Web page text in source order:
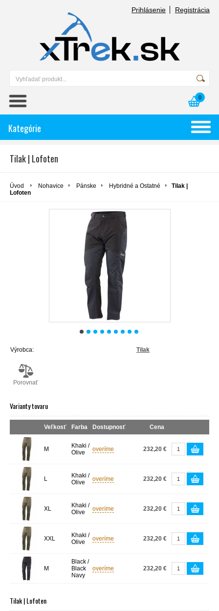
Prihlásenie Registrácia
0
Kategórie
Tilak | Lofoten
Úvod Nohavice Pánske Hybridné a Ostatné
Tilak |
Lofoten
Výrobca: Tilak
Porovnať
Varianty tovaru
Veľkosť Farba Dostupnosť Cena
M
Khaki /
Olive
overíme 232,20 €
L
Khaki /
Olive
overíme 232,20 €
XL
Khaki /
Olive
overíme 232,20 €
XXL
Khaki /
Olive
overíme 232,20 €
M
Black /
Black
Navy
overíme 232,20 €
Tilak | Lofoten